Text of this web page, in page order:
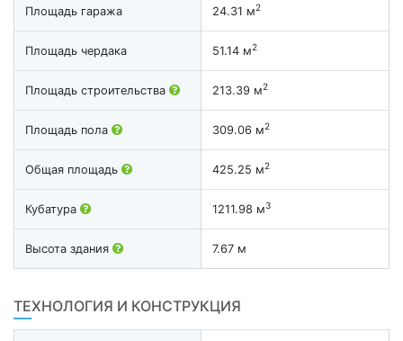
Площадь гаража 24.31 м2
Площадь чердака 51.14 м2
Площадь строительства 213.39 м2
Площадь пола 309.06 м2
Общая площадь 425.25 м2
Кубатура 1211.98 м3
Высота здания 7.67 м
ТЕХНОЛОГИЯ И КОНСТРУКЦИЯ